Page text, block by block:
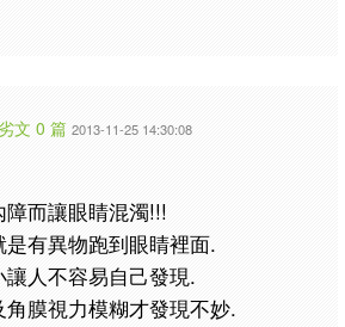
文 0 篇 2013-11-25 14:30:08
而讓眼睛混濁!!!
有異物跑到眼睛裡面.
人不容易自己發現.
膜視力模糊才發現不妙.